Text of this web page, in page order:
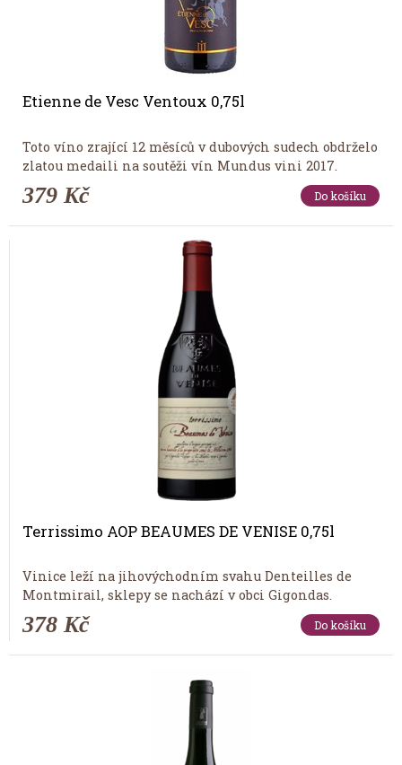
Etienne de Vesc Ventoux 0,75l
Toto víno zrající 12 měsíců v dubových sudech obdrželo
zlatou medaili na soutěži vín Mundus vini 2017.
379 Kč Do košíku
Terrissimo AOP BEAUMES DE VENISE 0,75l
Vinice leží na jihovýchodním svahu Denteilles de
Montmirail, sklepy se nachází v obci Gigondas.
378 Kč Do košíku